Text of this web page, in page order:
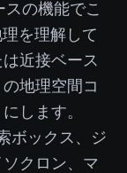
の機能でこ
を理解して
近接ベース
地理空間コ
します。
ボックス、ジ
クロン、マ